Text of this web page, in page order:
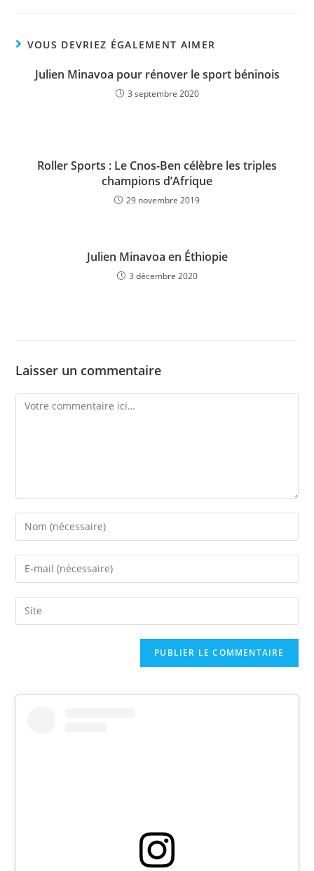
e
b
er s
A
y
Li
n
g
er
VOUS DEVRIEZ ÉGALEMENT AIMER
Julien Minavoa pour rénover le sport béninois
3 septembre 2020
Roller Sports : Le Cnos-Ben célèbre les triples
champions d’Afrique
29 novembre 2019
Julien Minavoa en Éthiopie
3 décembre 2020
Laisser un commentaire